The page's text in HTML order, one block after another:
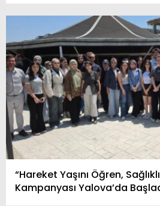
“Hareket Yaşını Öğren,
Kampanyası Yalova’da